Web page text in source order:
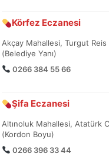
Körfez Eczanesi
Akçay Mahallesi, Turgut
(Belediye Yanı)
0266 384 55 66
Şifa Eczanesi
Altınoluk Mahallesi, Atatürk
(Kordon Boyu)
0266 396 33 44
6
7
YÖNETİM